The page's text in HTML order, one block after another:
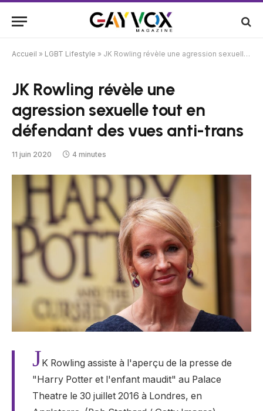
Accueil » LGBT Lifestyle » JK Rowling révèle une agression sexuelle tout en défendant des vues anti-trans
JK Rowling révèle une
agression sexuelle tout en
défendant des vues anti-trans
11 juin 2020 4 minutes
JK Rowling assiste à l'aperçu de la presse de
"Harry Potter et l'enfant maudit" au Palace
Theatre le 30 juillet 2016 à Londres, en